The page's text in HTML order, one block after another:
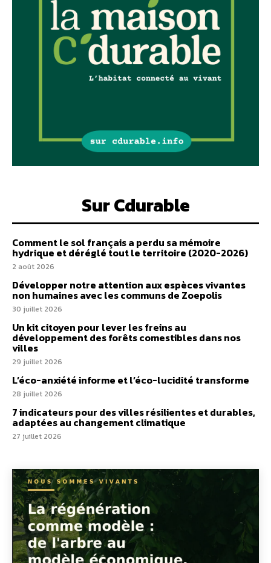
Sur Cdurable
Comment le sol français a perdu sa mémoire
hydrique et déréglé tout le territoire (2020-2026)
2 août 2026
Développer notre attention aux espèces vivantes
non humaines avec les communs de Zoepolis
30 juillet 2026
Un kit citoyen pour lever les freins au
développement des forêts comestibles dans nos
villes
29 juillet 2026
L’éco-anxiété informe et l’éco-lucidité transforme
28 juillet 2026
7 indicateurs pour des villes résilientes et durables,
adaptées au changement climatique
27 juillet 2026